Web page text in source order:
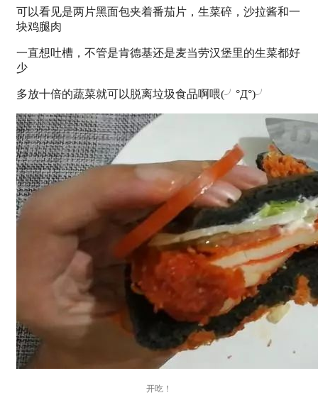
可以看见是两片黑面包夹着番茄片，生菜碎，沙拉酱和一
块鸡腿肉
一直想吐槽，不管是肯德基还是麦当劳汉堡里的生菜都好
少
多放十倍的蔬菜就可以脱离垃圾食品啊喂(╯°Д°)╯
开吃！